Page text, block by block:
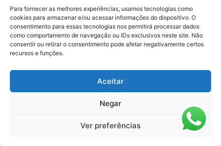
Para fornecer as melhores experiências, usamos tecnologias como
cookies para armazenar e/ou acessar informações do dispositivo. O
consentimento para essas tecnologias nos permitirá processar dados
como comportamento de navegação ou IDs exclusivos neste site. Não
consentir ou retirar o consentimento pode afetar negativamente certos
recursos e funções.
Aceitar
Negar
Ver preferências
Tema 377: TNU muda regra da pensão por
morte e decisão pode impedir benefício em
pedidos fora do prazo
Especialistas em Aposentadorias e Benefícios do INSS